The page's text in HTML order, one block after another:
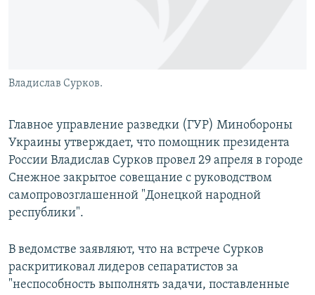
Владислав Сурков.
Главное управление разведки (ГУР) Минобороны
Украины утверждает, что помощник президента
России Владислав Сурков провел 29 апреля в городе
Снежное закрытое совещание с руководством
самопровозглашенной "Донецкой народной
республики".
В ведомстве заявляют, что на встрече Сурков
раскритиковал лидеров сепаратистов за
"неспособность выполнять задачи, поставленные